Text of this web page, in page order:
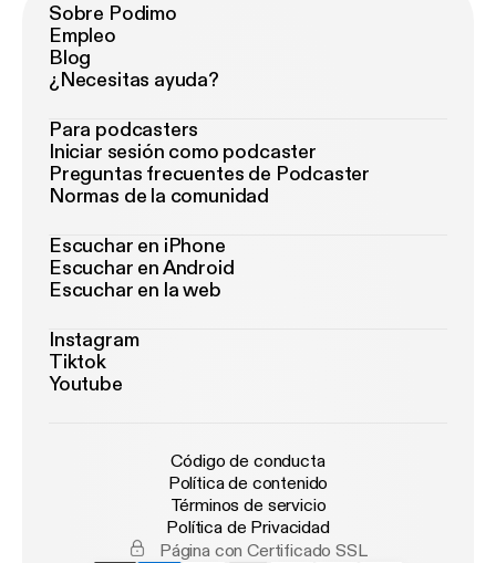
Sobre Podimo
Empleo
Blog
¿Necesitas ayuda?
Para podcasters
Iniciar sesión como podcaster
Preguntas frecuentes de Podcaster
Normas de la comunidad
Escuchar en iPhone
Escuchar en Android
Escuchar en la web
Instagram
Tiktok
Youtube
Código de conducta
Política de contenido
Términos de servicio
Política de Privacidad
Página con Certificado SSL